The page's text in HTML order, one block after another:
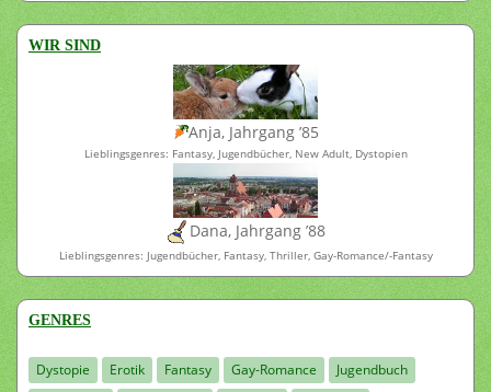
WIR SIND
Anja, Jahrgang ’85
Lieblingsgenres: Fantasy, Jugendbücher, New Adult, Dystopien
Dana, Jahrgang ’88
Lieblingsgenres: Jugendbücher, Fantasy, Thriller, Gay-Romance/-Fantasy
GENRES
Dystopie Erotik Fantasy Gay-Romance
Jugendbuch